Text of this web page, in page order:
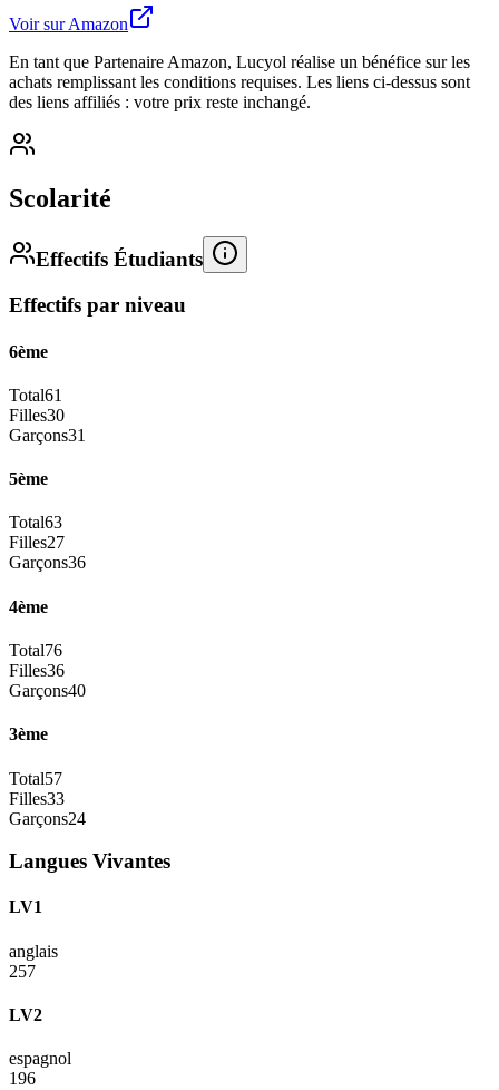
Voir sur Amazon
En tant que Partenaire Amazon, Lucyol réalise un bénéfice sur les
achats remplissant les conditions requises. Les liens ci-dessus sont
des liens affiliés : votre prix reste inchangé.
Scolarité
Effectifs Étudiants
Effectifs par niveau
6ème
Total61
Filles30
Garçons31
5ème
Total63
Filles27
Garçons36
4ème
Total76
Filles36
Garçons40
3ème
Total57
Filles33
Garçons24
Langues Vivantes
LV1
anglais
257
LV2
espagnol
196